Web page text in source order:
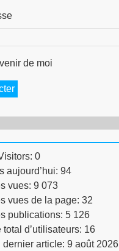
de moi
0
aujourd’hui: 94
vues: 9 073
vues de la page: 32
publications: 5 126
total d’utilisateurs: 16
dernier article: 9 août 2026